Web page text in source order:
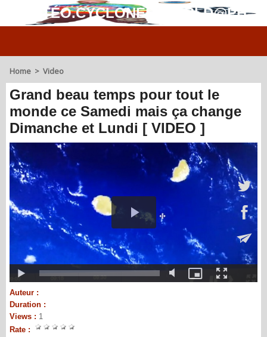
MÉTÉO.CYCLONES.WORLD@PH
Home > Video
Grand beau temps pour tout le
monde ce Samedi mais ça change
Dimanche et Lundi [ VIDEO ]
Auteur :
Duration :
Views : 1
Rate :